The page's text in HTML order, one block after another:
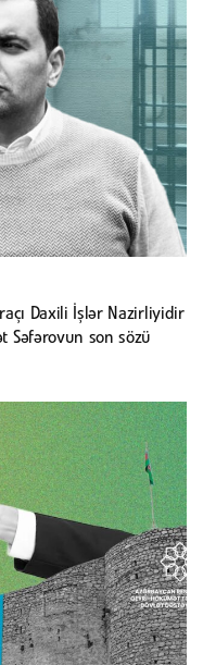
Daxili İşlər Nazirliyidir
Səfərovun son sözü